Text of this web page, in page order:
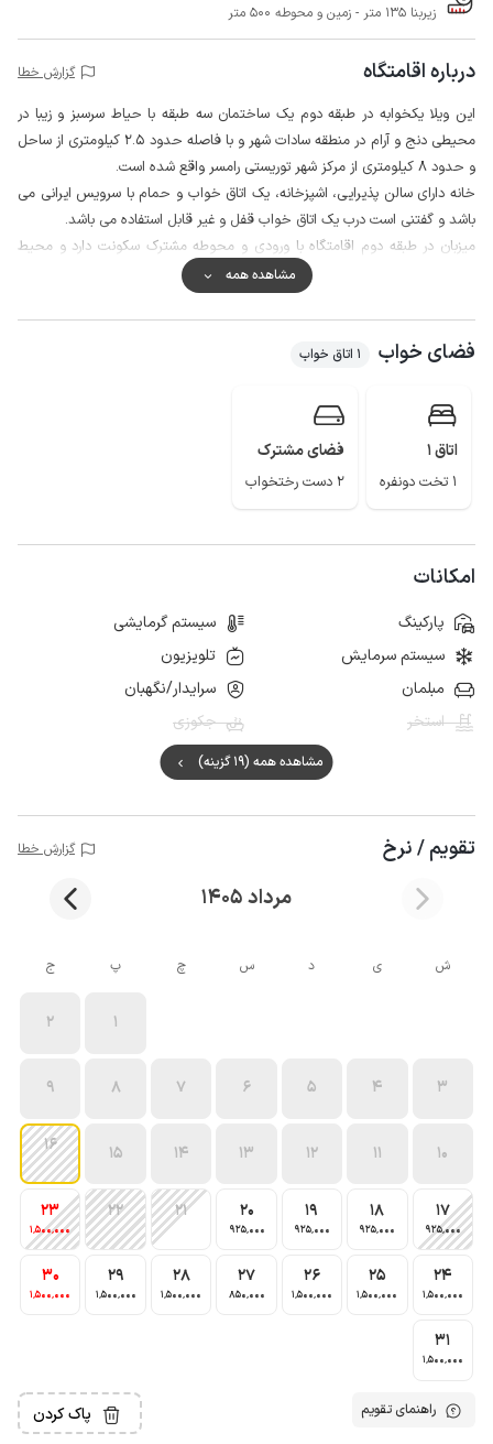
زیربنا 135 متر - زمین و محوطه 500 متر
درباره اقامتگاه گزارش خطا
این ویلا یکخوابه در طبقه دوم یک ساختمان سه طبقه با حیاط سرسبز و زیبا در
محیطی دنج و آرام در منطقه سادات شهر و با فاصله حدود 2.5 کیلومتری از ساحل
و حدود 8 کیلومتری از مرکز شهر توریستی رامسر واقع شده است.
خانه دارای سالن پذیرایی، اشپزخانه، یک اتاق خواب و حمام با سرویس ایرانی می
باشد و گفتنی است درب یک اتاق خواب قفل و غیر قابل استفاده می باشد.
میزبان در طبقه دوم اقامتگاه با ورودی و محوطه مشترک سکونت دارد و محیط
اطراف حیاط اقامتگاه با دیواری که از بیرون مشرف نیست محصور شده و سرایدار
نیز در ورودی اقامتگاه سکونت دارد، همچنین جهت برقراری امنیت پارکینگ مجهز
به دوربین مداربسته می باشد.
مورد نیاز اقامت قابل دسترس می باشد، کیفیت پوشش شبکه تلفن همراه برای
اپراتور ایرانسل و همراه اول در مکالمه عالی و اینترنت نیز به صورت 4g است.
مشاهده همه
فضای خواب 1 اتاق خواب
اتاق 1
1 تخت دونفره
فضای مشترک
2 دست رختخواب
امکانات
پارکینگ
سیستم گرمایشی
سیستم سرمایش
تلویزیون
مبلمان
سرایدار/نگهبان
استخر
جکوزی
مشاهده همه (19 گزینه)
تقویم / نرخ گزارش خطا
مرداد 1405
ش ی د س چ پ ج
1
2
3
4
5
6
7
8
9
10
11
12
13
14
15
16
17
925٬000
18
925٬000
19
925٬000
20
925٬000
21
22
23
1٬500٬000
24
1٬500٬000
25
1٬500٬000
26
1٬500٬000
27
850٬000
28
1٬500٬000
29
1٬500٬000
30
1٬500٬000
31
1٬500٬000
راهنمای تقویم پاک کردن